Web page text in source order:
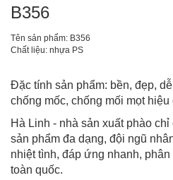
B356
Tên sản phẩm: B356
Chất liệu: nhựa PS
Đặc tính sản phẩm: bền, đẹp,
chống mốc, chống mối mọt hiệu
Hà Linh - nhà sản xuất phào
sản phẩm đa dạng, đội ngũ
nhiệt tình, đáp ứng nhanh,
toàn quốc.